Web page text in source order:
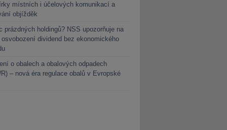
místních i účelových komunikací a
objížděk
prázdných holdingů? NSS upozorňuje na
osvobození dividend bez ekonomického
o obalech a obalových odpadech
– nová éra regulace obalů v Evropské